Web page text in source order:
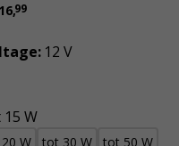
16,99
12 V
W
W tot 30 W tot 50 W